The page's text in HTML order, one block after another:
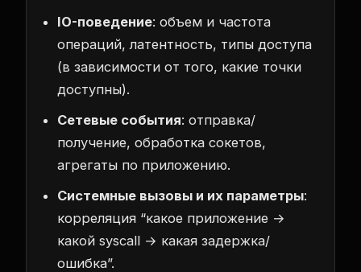
IO-поведение: объем и частота
операций, латентность, типы доступа
(в зависимости от того, какие точки
доступны).
Сетевые события: отправка/
получение, обработка сокетов,
агрегаты по приложению.
Системные вызовы и их параметры:
корреляция “какое приложение →
какой syscall → какая задержка/
ошибка”.